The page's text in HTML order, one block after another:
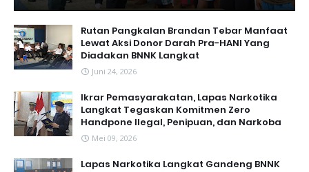
Rutan Pangkalan Brandan Tebar Manfaat
Lewat Aksi Donor Darah Pra-HANI Yang
Diadakan BNNK Langkat
Juni 24, 2026
Ikrar Pemasyarakatan, Lapas Narkotika
Langkat Tegaskan Komitmen Zero
Handpone llegal, Penipuan, dan Narkoba
Mei 09, 2026
Lapas Narkotika Langkat Gandeng BNNK